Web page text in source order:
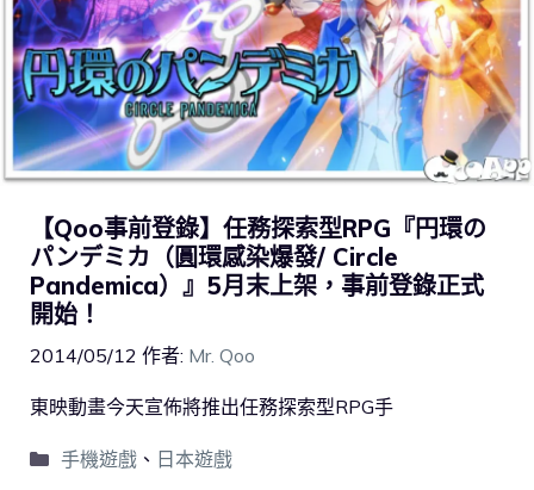
【Qoo事前登錄】任務探索型RPG『円環の
パンデミカ（圓環感染爆發/ Circle
Pandemica）』5月末上架，事前登錄正式
開始！
2014/05/12 作者: Mr. Qoo
東映動畫今天宣佈將推出任務探索型RPG手
手機遊戲、 日本遊戲